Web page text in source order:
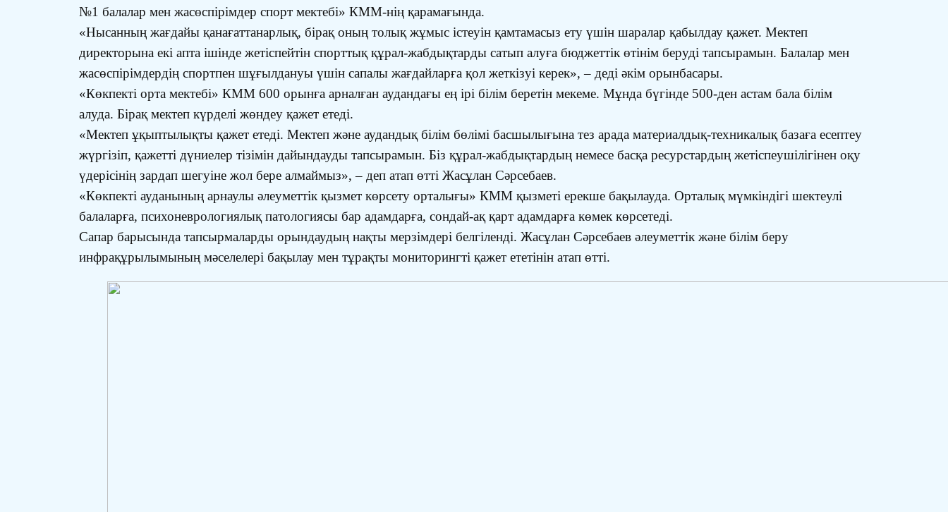
№1 балалар мен жасөспірімдер спорт мектебі» КММ-нің қарамағында.
«Нысанның жағдайы қанағаттанарлық, бірақ оның толық жұмыс істеуін қамтамасыз ету үшін шаралар қабылдау қажет. Мектеп
директорына екі апта ішінде жетіспейтін спорттық құрал-жабдықтарды сатып алуға бюджеттік өтінім беруді тапсырамын. Балалар мен
жасөспірімдердің спортпен шұғылдануы үшін сапалы жағдайларға қол жеткізуі керек», – деді әкім орынбасары.
«Көкпекті орта мектебі» КММ 600 орынға арналған аудандағы ең ірі білім беретін мекеме. Мұнда бүгінде 500-ден астам бала білім
алуда. Бірақ мектеп күрделі жөндеу қажет етеді.
«Мектеп ұқыптылықты қажет етеді. Мектеп және аудандық білім бөлімі басшылығына тез арада материалдық-техникалық базаға есептеу
жүргізіп, қажетті дүниелер тізімін дайындауды тапсырамын. Біз құрал-жабдықтардың немесе басқа ресурстардың жетіспеушілігінен оқу
үдерісінің зардап шегуіне жол бере алмаймыз», – деп атап өтті Жасұлан Сәрсебаев.
«Көкпекті ауданының арнаулы әлеуметтік қызмет көрсету орталығы» КММ қызметі ерекше бақылауда. Орталық мүмкіндігі шектеулі
балаларға, психоневрологиялық патологиясы бар адамдарға, сондай-ақ қарт адамдарға көмек көрсетеді.
Сапар барысында тапсырмаларды орындаудың нақты мерзімдері белгіленді. Жасұлан Сәрсебаев әлеуметтік және білім беру
инфрақұрылымының мәселелері бақылау мен тұрақты мониторингті қажет ететінін атап өтті.